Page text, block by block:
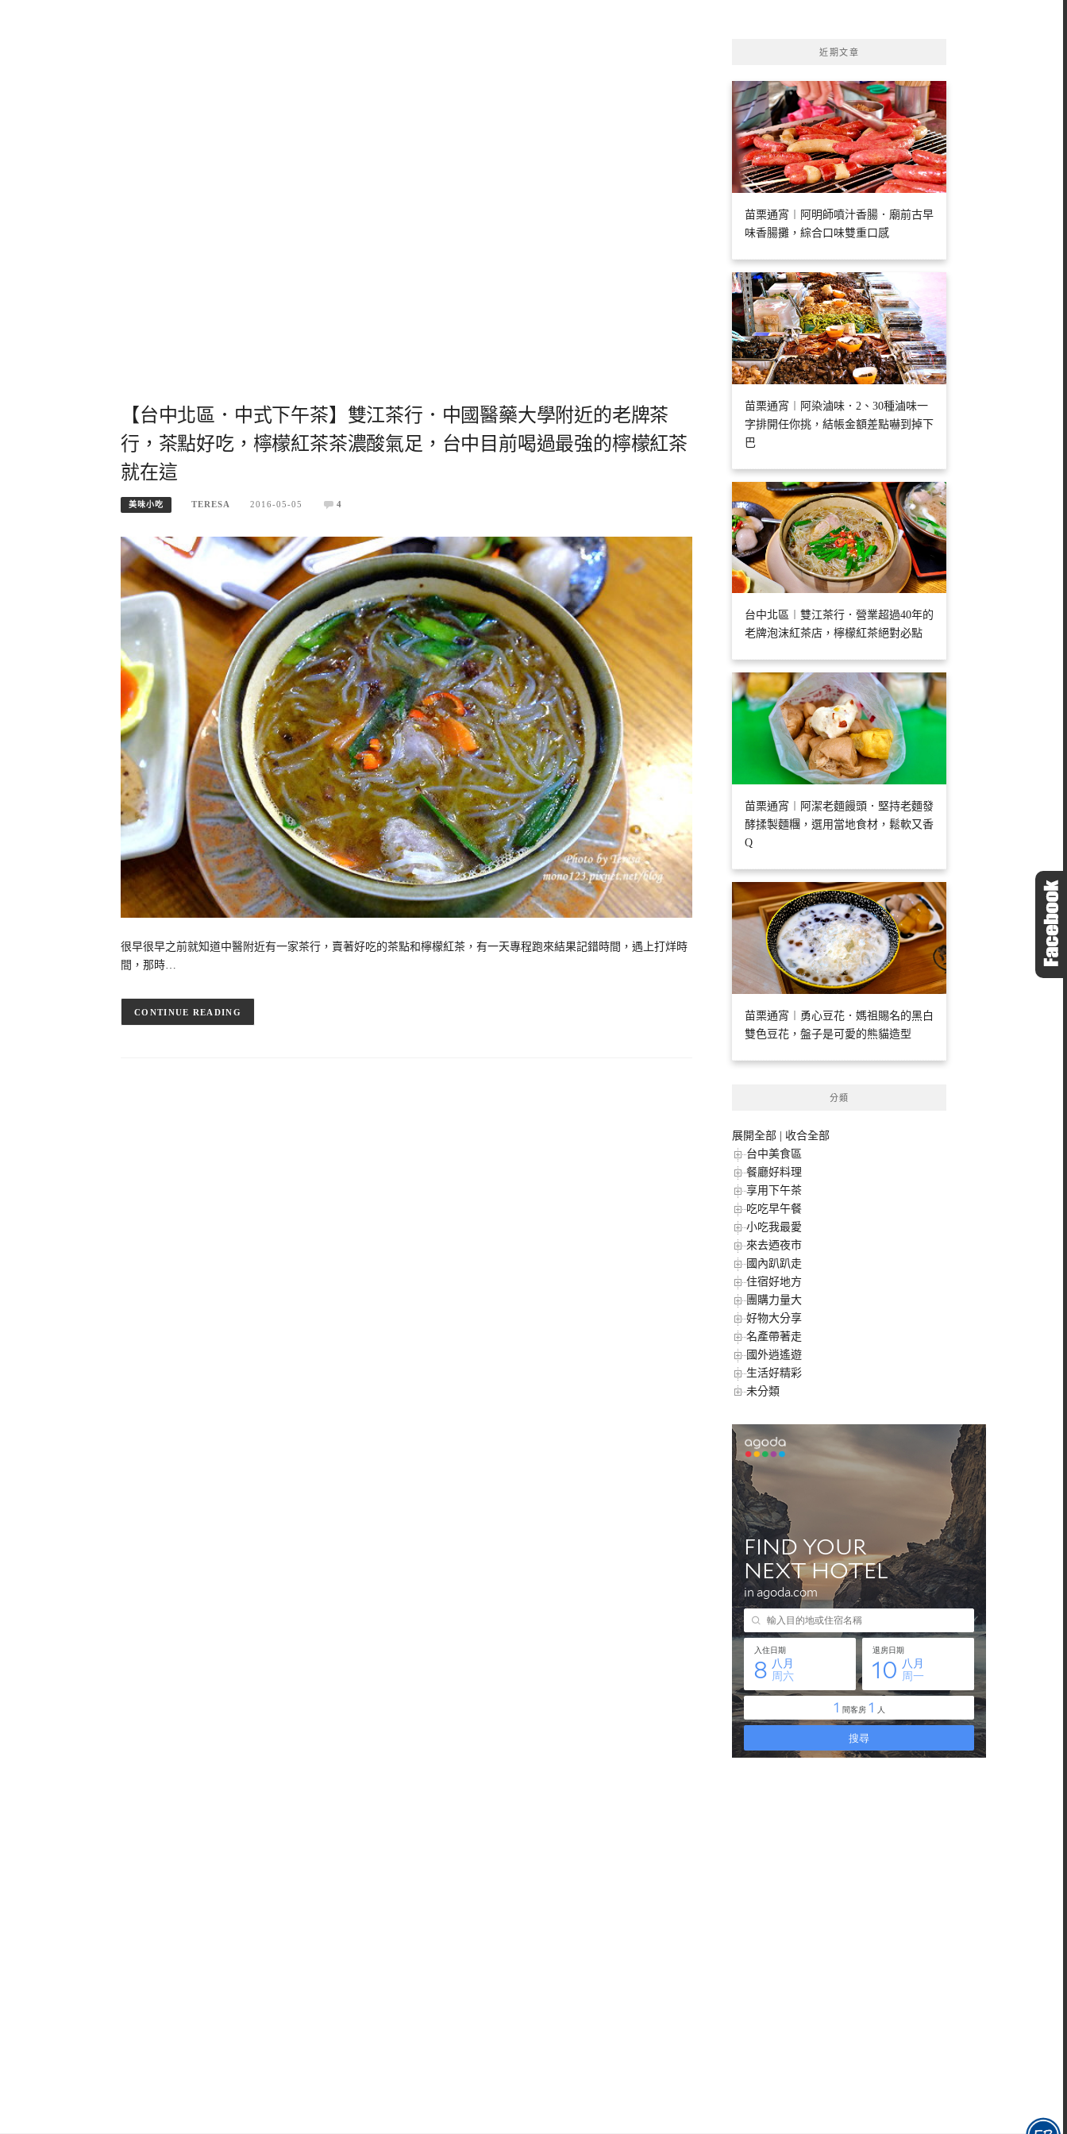
【台中北區．中式下午茶】雙江茶行．中國醫藥大學附近的老牌茶
行，茶點好吃，檸檬紅茶茶濃酸氣足，台中目前喝過最強的檸檬紅茶
就在這
美味小吃 TERESA 2016-05-05 4
很早很早之前就知道中醫附近有一家茶行，賣著好吃的茶點和檸檬紅茶，有一天專程跑來結果記錯時間，遇上打烊時
間，那時…
CONTINUE READING
近期文章
苗栗通宵︱阿明師噴汁香腸．廟前古早
味香腸攤，綜合口味雙重口感
苗栗通宵︱阿染滷味．2、30種滷味一
字排開任你挑，結帳金額差點嚇到掉下
巴
台中北區︱雙江茶行．營業超過40年的
老牌泡沫紅茶店，檸檬紅茶絕對必點
苗栗通宵︱阿潔老麵饅頭．堅持老麵發
酵揉製麵糰，選用當地食材，鬆軟又香
Q
苗栗通宵︱勇心豆花．媽祖賜名的黑白
雙色豆花，盤子是可愛的熊貓造型
分類
展開全部
收合全部
台中美食區
餐廳好料理
享用下午茶
吃吃早午餐
小吃我最愛
來去迺夜市
國內趴趴走
住宿好地方
團購力量大
好物大分享
名產帶著走
國外逍遙遊
生活好精彩
未分類